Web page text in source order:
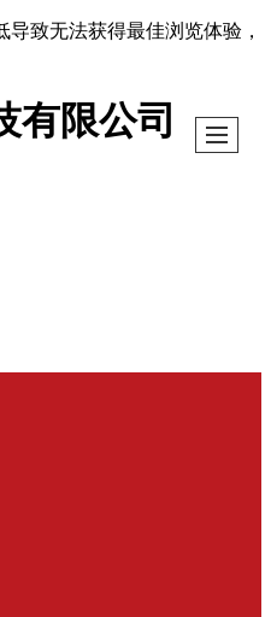
致无法获得最佳浏览体验，
有限公司